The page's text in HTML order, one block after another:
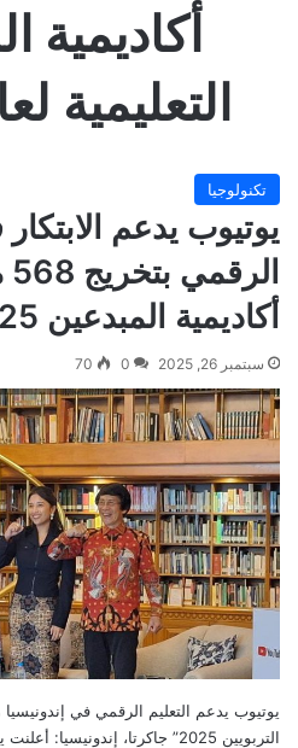
أكاديمية
التعليمية لعام
تكنولوجيا
يوتيوب يدعم
أكاديمية المبدعين 2025
سبتمبر 26, 2025 0
70
يوتيوب يدعم التعليم الرقمي في
التربويين 2025” جاكرتا،